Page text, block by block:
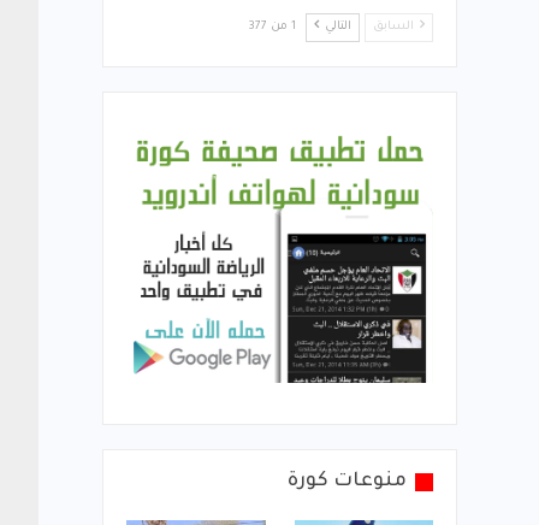
السابق التالي 1 من 377
منوعات كورة